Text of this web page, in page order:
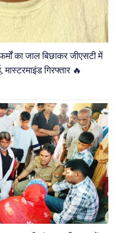
का जाल बिछाकर जीएसटी में
मास्टरमाइंड गिरफ्तार 🔥